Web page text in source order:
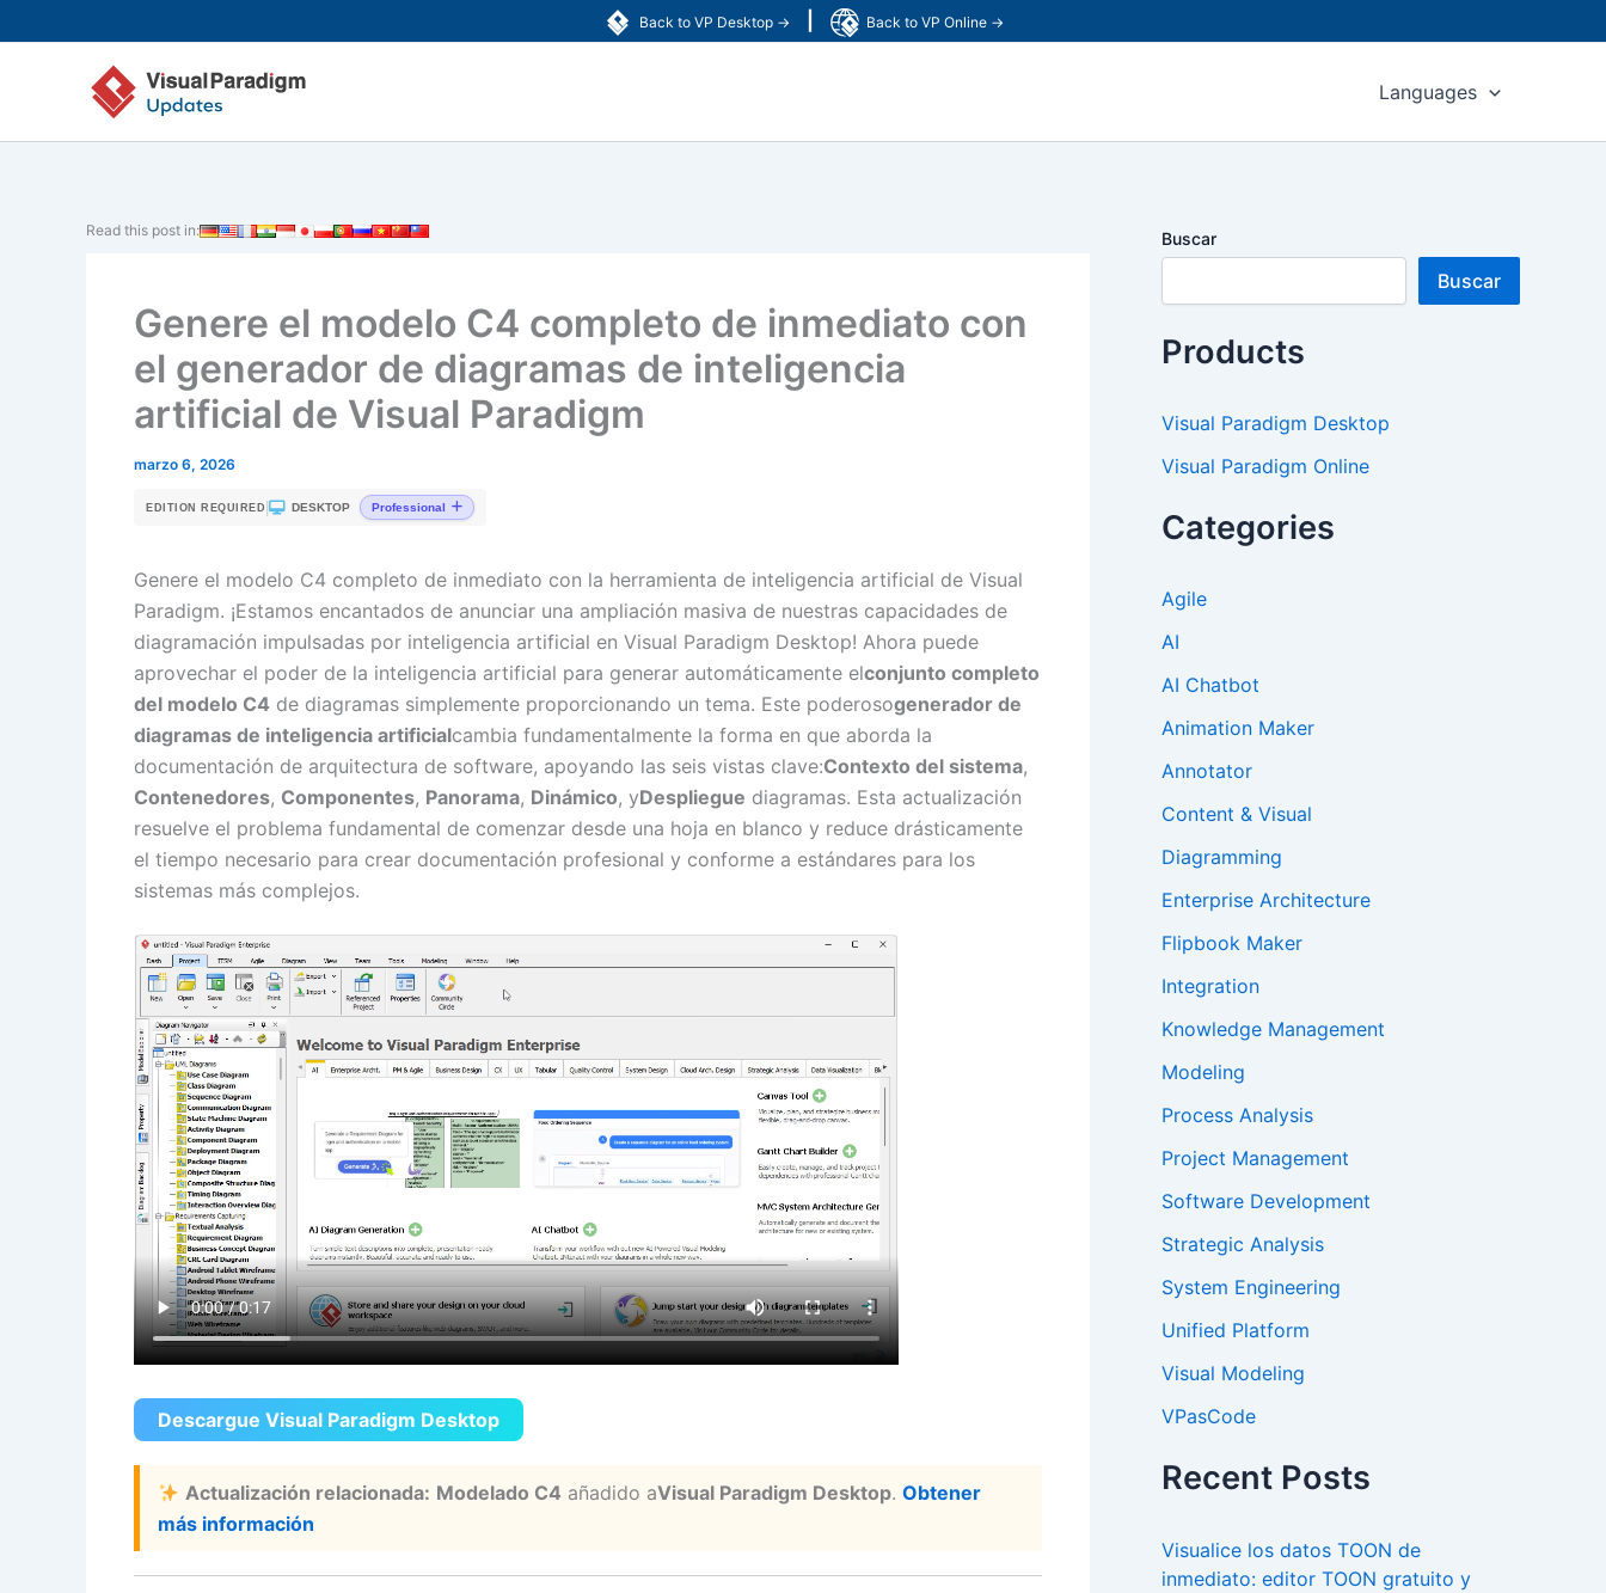
Back to VP Desktop → Back to VP Online →
al
Languages
Read this post in:
Genere el modelo C4 completo de inmediato con
el generador de diagramas de inteligencia
artificial de Visual Paradigm
marzo 6, 2026
EDITION REQUIRED DESKTOP Professional
Genere el modelo C4 completo de inmediato con la herramienta de inteligencia artificial de Visual
Paradigm. ¡Estamos encantados de anunciar una ampliación masiva de nuestras capacidades de
diagramación impulsadas por inteligencia artificial en Visual Paradigm Desktop! Ahora puede
aprovechar el poder de la inteligencia artificial para generar automáticamente elconjunto completo
del modelo C4 de diagramas simplemente proporcionando un tema. Este poderosogenerador de
diagramas de inteligencia artificialcambia fundamentalmente la forma en que aborda la
documentación de arquitectura de software, apoyando las seis vistas clave:Contexto del sistema,
Contenedores, Componentes, Panorama, Dinámico, yDespliegue diagramas. Esta actualización
resuelve el problema fundamental de comenzar desde una hoja en blanco y reduce drásticamente
el tiempo necesario para crear documentación profesional y conforme a estándares para los
sistemas más complejos.
Descargue Visual Paradigm Desktop
Actualización relacionada: Modelado C4 añadido aVisual Paradigm Desktop.Obtener
más información
Buscar
Buscar
Products
Visual Paradigm Desktop
Visual Paradigm Online
Categories
Agile
AI
AI Chatbot
Animation Maker
Annotator
Content & Visual
Diagramming
Enterprise Architecture
Flipbook Maker
Integration
Knowledge Management
Modeling
Process Analysis
Project Management
Software Development
Strategic Analysis
System Engineering
Unified Platform
Visual Modeling
VPasCode
Recent Posts
Visualice los datos TOON de
inmediato: editor TOON gratuito y